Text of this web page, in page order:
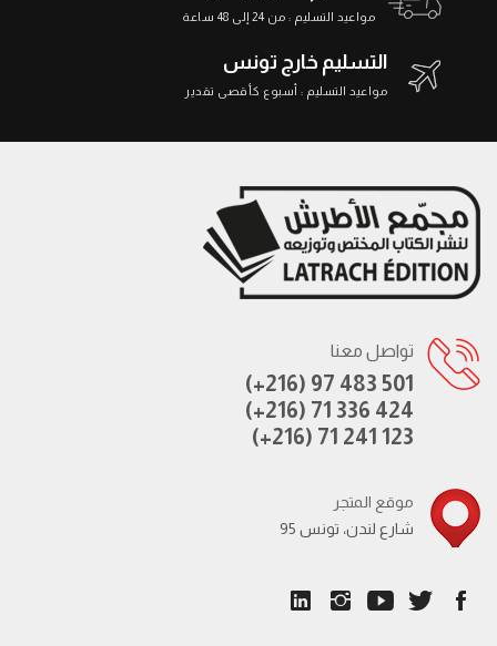
مواعيد التسليم : من 24 إلى 48 ساعة
التسليم خارج تونس
مواعيد التسليم : أسبوع كأقصى تقدير
تواصل معنا
(+216) 97 483 501
(+216) 71 336 424
(+216) 71 241 123
موقع المتجر
95 شارع لندن، تونس